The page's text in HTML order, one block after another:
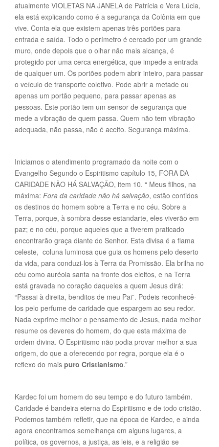
atualmente VIOLETAS NA JANELA de Patrícia e Vera Lúcia,
ela está explicando como é a segurança da Colônia em que
vive. Conta ela que existem apenas três portões para
entrada e saída. Todo o perímetro é cercado por um grande
muro, onde depois que o olhar não mais alcança, é
protegido por uma cerca energética, que impede a entrada
de qualquer um. Os portões podem abrir inteiro, para passar
o veículo de transporte coletivo. Pode abrir a metade ou
apenas um portão pequeno, para passar apenas as
pessoas. Este portão tem um sensor de segurança que
mede a vibração de quem passa. Quem não tem vibração
adequada, não passa, não é aceito. Segurança máxima.
Iniciamos o atendimento programado da noite com o
Evangelho Segundo o Espiritismo capítulo 15, FORA DA
CARIDADE NÃO HÁ SALVAÇÃO, item 10. “ Meus filhos, na
máxima: Fora da caridade não há salvação, estão contidos
os destinos do homem sobre a Terra e no céu. Sobre a
Terra, porque, à sombra desse estandarte, eles viverão em
paz; e no céu, porque aqueles que a tiverem praticado
encontrarão graça diante do Senhor. Esta divisa é a flama
celeste, coluna luminosa que guia os homens pelo deserto
da vida, para conduzi-los à Terra da Promissão. Ela brilha no
céu como auréola santa na fronte dos eleitos, e na Terra
está gravada no coração daqueles a quem Jesus dirá:
“Passai à direita, benditos de meu Pai”. Podeis reconhecê-
los pelo perfume de caridade que espargem ao seu redor.
Nada exprime melhor o pensamento de Jesus, nada melhor
resume os deveres do homem, do que esta máxima de
ordem divina. O Espiritismo não podia provar melhor a sua
origem, do que a oferecendo por regra, porque ela é o
reflexo do mais puro Cristianismo.”
Kardec foi um homem do seu tempo e do futuro também.
Caridade é bandeira eterna do Espiritismo e de todo cristão.
Podemos também refletir, que na época de Kardec, e ainda
agora encontramos semelhança em alguns lugares, a
política, os governos, a justiça, as leis, e a religião se